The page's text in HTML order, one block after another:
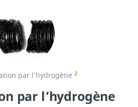
par l’hydrogène 2
par l’hydrogène